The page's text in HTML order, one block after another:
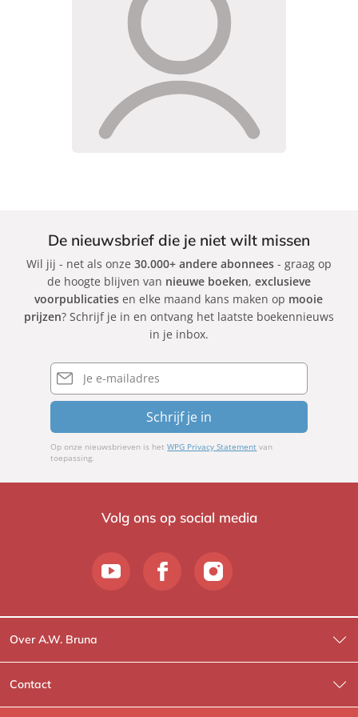
De nieuwsbrief die je niet wilt missen
Wil jij - net als onze 30.000+ andere abonnees- graag op
de hoogte blijven van nieuwe boeken, exclusieve
voorpublicaties en elke maand kans maken op mooie
prijzen? Schrijf je in en ontvang het laatste boekennieuws
in je inbox.
E-
mailadres
Schrijf je in
Op onze nieuwsbrieven is hetWPG Privacy Statement van
toepassing.
Volg ons op social media
Over A.W. Bruna
Wat wij doen
Wie is Wie?
Contact
Contactinformatie